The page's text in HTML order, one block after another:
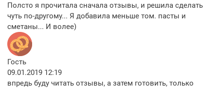
Полсто я прочитала сначала отзывы, и решила сделать
чуть по-другому... Я добавила меньше том. пасты и
сметаны... И волее)
Гость
09.01.2019 12:19
впредь буду читать отзывы, а затем готовить, только